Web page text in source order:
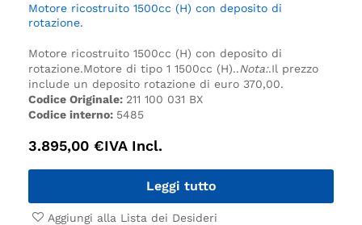
Motore ricostruito 1500cc (H) con deposito di
rotazione.
Motore ricostruito 1500cc (H) con deposito di
rotazione.Motore di tipo 1 1500cc (H)..Nota:.Il prezzo
include un deposito rotazione di euro 370,00.
Codice Originale: 211 100 031 BX
Codice interno: 5485
3.895,00 €IVA Incl.
Leggi tutto
Aggiungi alla Lista dei Desideri